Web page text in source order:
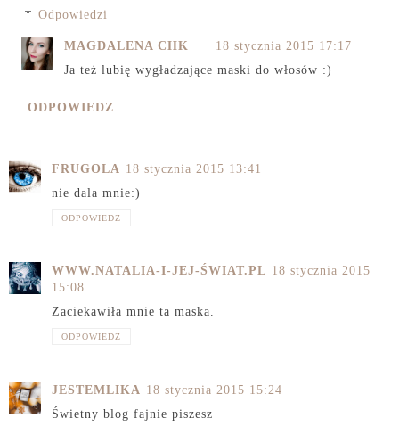
Odpowiedzi
MAGDALENA CHK
18 stycznia 2015 17:17
Ja też lubię wygładzające maski do włosów :)
ODPOWIEDZ
FRUGOLA 18 stycznia 2015 13:41
nie dala mnie:)
ODPOWIEDZ
WWW.NATALIA-I-JEJ-ŚWIAT.PL 18 stycznia 2015
15:08
Zaciekawiła mnie ta maska.
ODPOWIEDZ
JESTEMLIKA 18 stycznia 2015 15:24
Świetny blog fajnie piszesz